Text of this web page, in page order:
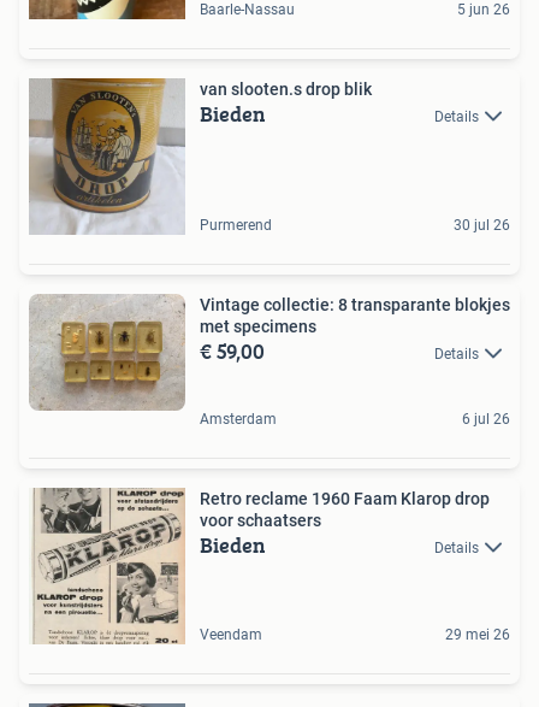
Baarle-Nassau 5 jun 26
van slooten.s drop blik
Bieden Details
Purmerend 30 jul 26
Vintage collectie: 8 transparante blokjes
met specimens
€ 59,00 Details
Amsterdam 6 jul 26
Retro reclame 1960 Faam Klarop drop
voor schaatsers
Bieden Details
Veendam 29 mei 26